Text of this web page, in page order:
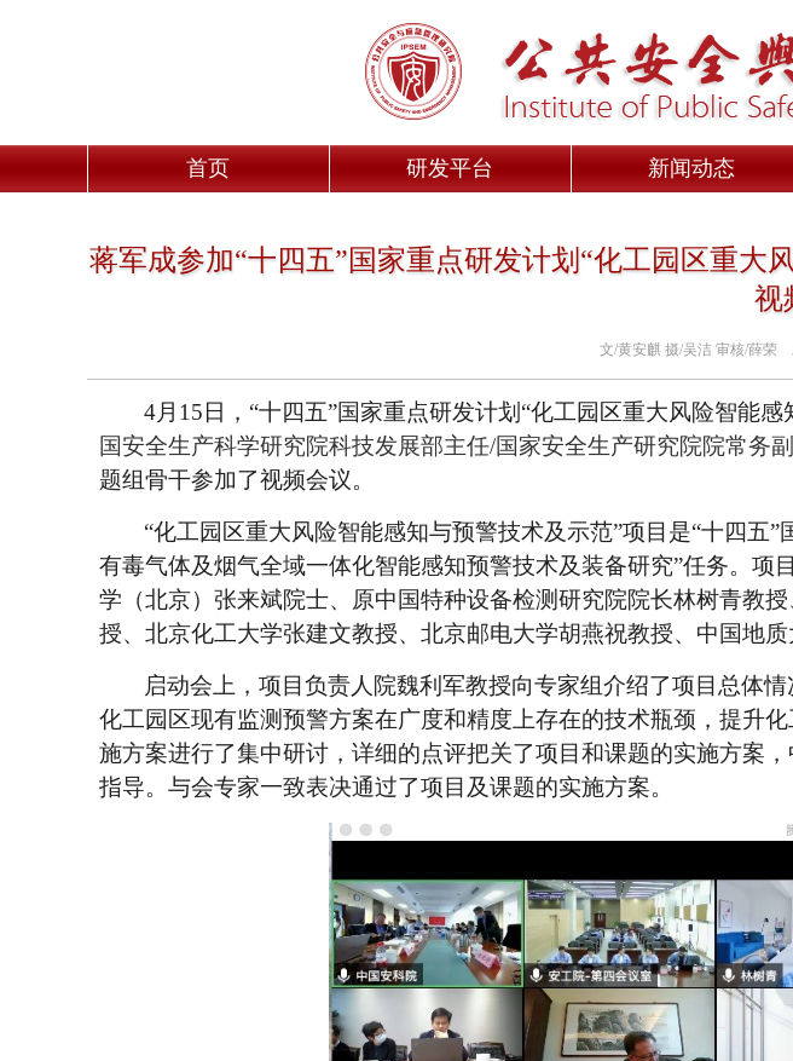
首页 研发平台 新闻动态
蒋军成参加“十四五”国家重点研发计划“化工园区重大
视
文/黄安麒 摄/吴洁 审核/薛荣
4月 15 日， “十四五”国家重点研发计划 “化工园区重大风险智能感
国安全生产科学研究院科技发展部主任/国家安全生产研究院院常务
题组骨干参加了视频会议。
“化工园区重大风险智能感知与预警技术及示范”项目是“十四五”
有毒气体及烟气全域一体化智能感知预警技术及装备研究”任务。 项目
学（北京） 张来斌院士、原中国特种设备检测研究院院长林树青教授
授、北京化工大学张建文教授、北京邮电大学胡燕祝教授、 中国地质
启动会上，项目负责人院魏利军教授向专家组介绍了项目总体情
化工园区现有监测预警方案在广度和精度上存在的技术瓶颈，提升
施方案进行了集中研讨，详细的点评把关了项目和课题的实施方案
指导。与会专家一致表决通过了项目及课题的实施方案。